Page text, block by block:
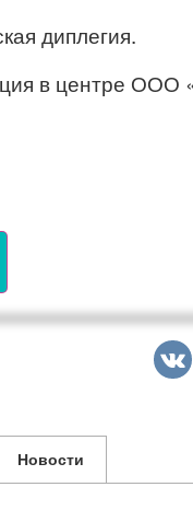
диплегия.
в центре ООО
Новости